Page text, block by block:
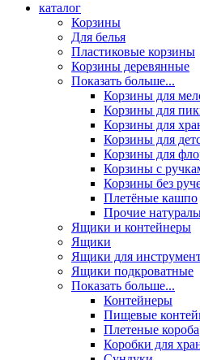
каталог
Корзины
Для белья
Пластиковые корзины
Корзины деревянные
Показать больше...
Корзины для
Корзины для
Корзины для
Корзины для
Корзины для
Корзины с
Корзины без
Плетёные кашпо
Прочие
Ящики и контейнеры
Ящики
Ящики для
Ящики подкроватные
Показать больше...
Контейнеры
Пищевые
Плетеные короба
Коробки для